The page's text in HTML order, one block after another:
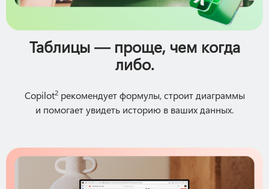
Таблицы — проще, чем когда
либо.
Copilot2рекомендует формулы, строит диаграммы
и помогает увидеть историю в ваших данных.